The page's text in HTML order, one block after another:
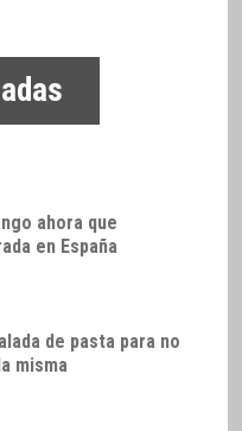
ahora que
en España
de pasta para no
misma